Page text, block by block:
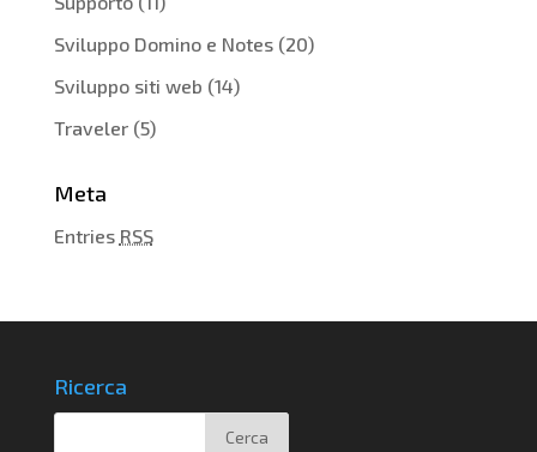
Sviluppo Domino e Notes(20)
Sviluppo siti web (14)
Traveler(5)
Meta
Entries RSS
Ricerca